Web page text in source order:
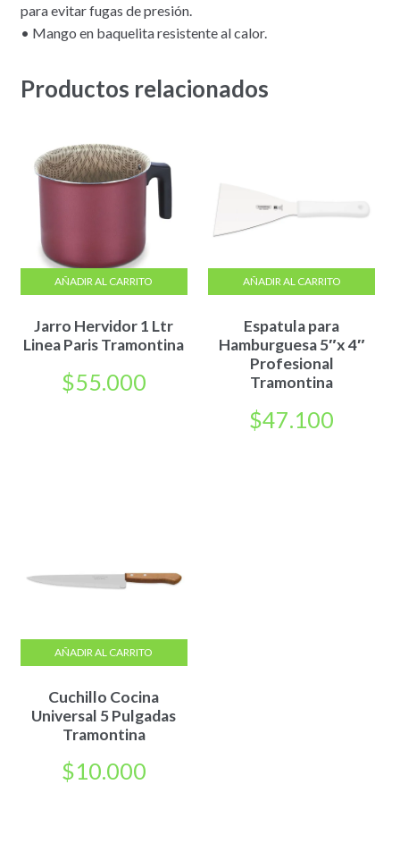
para evitar fugas de presión.
• Mango en baquelita resistente al calor.
Productos relacionados
Jarro Hervidor 1 Ltr
Linea Paris Tramontina
$55.000
AÑADIR AL CARRITO
Espatula para
Hamburguesa 5″x 4″
Profesional
Tramontina
$47.100
AÑADIR AL CARRITO
Cuchillo Cocina
Universal 5 Pulgadas
Tramontina
$10.000
AÑADIR AL CARRITO